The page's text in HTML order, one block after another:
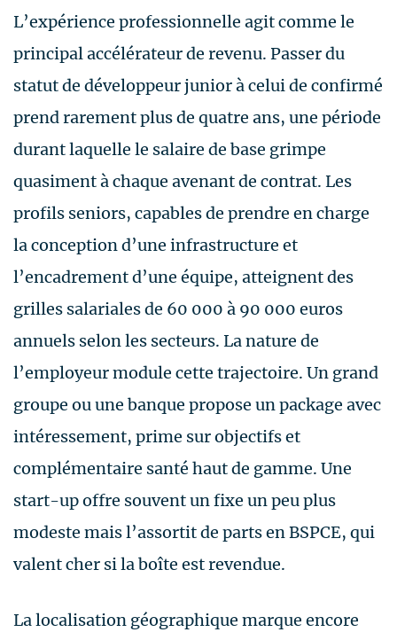
L’expérience professionnelle agit comme le
principal accélérateur de revenu. Passer du
statut de développeur junior à celui de confirmé
prend rarement plus de quatre ans, une période
durant laquelle le salaire de base grimpe
quasiment à chaque avenant de contrat. Les
profils seniors, capables de prendre en charge
la conception d’une infrastructure et
l’encadrement d’une équipe, atteignent des
grilles salariales de 60 000 à 90 000 euros
annuels selon les secteurs. La nature de
l’employeur module cette trajectoire. Un grand
groupe ou une banque propose un package avec
intéressement, prime sur objectifs et
complémentaire santé haut de gamme. Une
start-up offre souvent un fixe un peu plus
modeste mais l’assortit de parts en BSPCE, qui
valent cher si la boîte est revendue.
La localisation géographique marque encore